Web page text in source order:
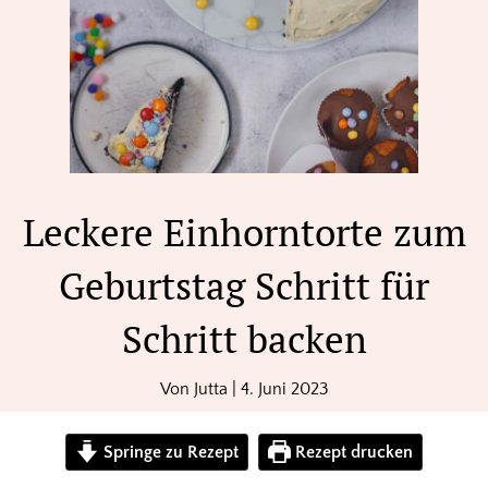
Leckere Einhorntorte zum
Geburtstag Schritt für
Schritt backen
Von Jutta 4. Juni 2023
Springe zu Rezept Rezept drucken